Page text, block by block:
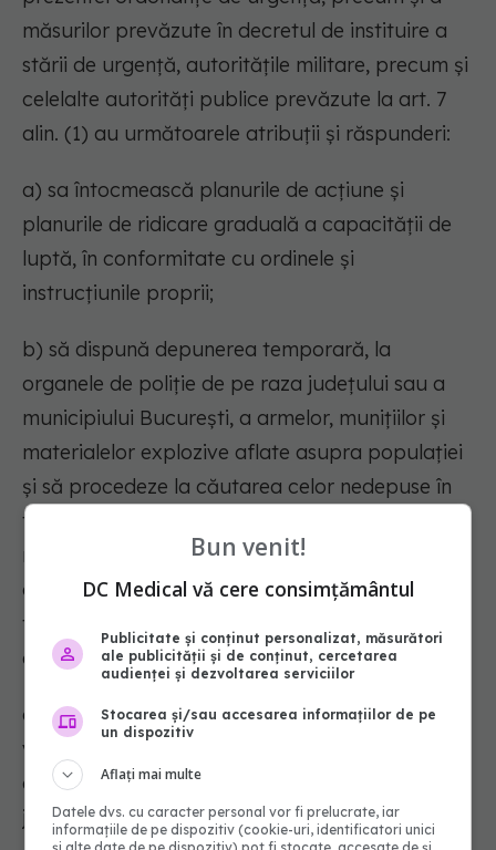
măsurilor prevăzute în decretul de instituire a
stării de urgență, autoritățile militare, precum și
celelalte autorități publice prevăzute la art. 7
alin. (1) au următoarele atribuții și răspunderi:
a) sa întocmească planurile de acțiune și
planurile de ridicare graduală a capacității de
luptă, în conformitate cu ordinele și
instrucțiunile proprii;
b) să dispună depunerea temporară, la
organele de poliție de pe raza județului sau a
municipiului București, a armelor, munițiilor și
materialelor explozive aflate asupra populației
și să procedeze la căutarea celor nedepuse în
termenul stabilit, urmând ca la încetarea
măsurii excepționale acestea să fie înapoiate
celor în drept să le dețină; să dispună închiderea
temporară a societăților care comercializează
arme și muniții și să instituie paza acestora;
c) să limiteze sau să interzică circulația
vehiculelor sau a persoanelor în anumite zone
ori între anumite ore și să elibereze, în cazuri
justificate, permise de liberă circulație;
Bun venit!
DC Medical vă cere consimțământul
Publicitate și conținut personalizat, măsurători
ale publicității și de conținut, cercetarea
audienței și dezvoltarea serviciilor
Stocarea și/sau accesarea informațiilor de pe
un dispozitiv
Aflați mai multe
Datele dvs. cu caracter personal vor fi prelucrate, iar
informațiile de pe dispozitiv (cookie-uri, identificatori unici